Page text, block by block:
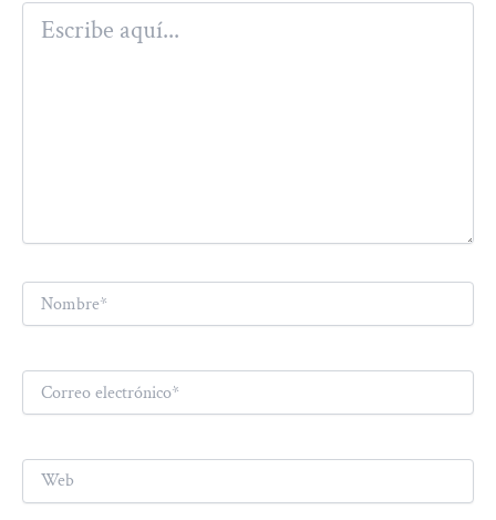
Escribe
aquí...
Nombre*
Correo
electrónico*
Web